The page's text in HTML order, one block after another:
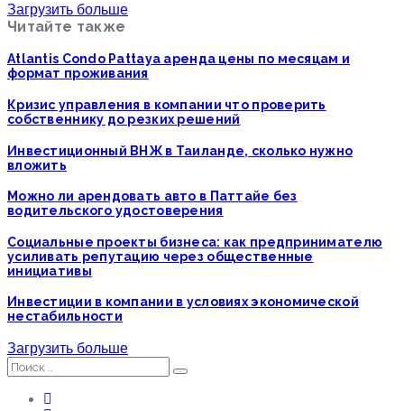
Загрузить больше
Читайте также
Atlantis Condo Pattaya аренда цены по месяцам и
формат проживания
Кризис управления в компании что проверить
собственнику до резких решений
Инвестиционный ВНЖ в Таиланде, сколько нужно
вложить
Можно ли арендовать авто в Паттайе без
водительского удостоверения
Социальные проекты бизнеса: как предпринимателю
усиливать репутацию через общественные
инициативы
Инвестиции в компании в условиях экономической
нестабильности
Загрузить больше